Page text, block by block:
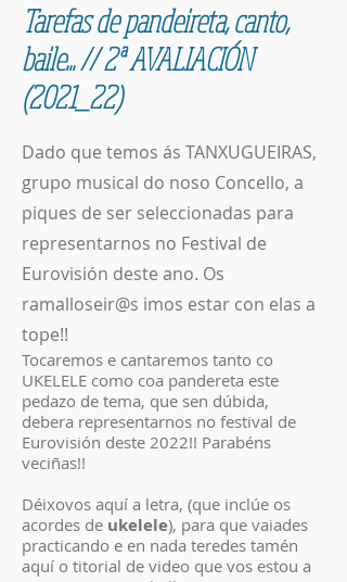
Tarefas de pandeireta, canto,
baile... // 2ª AVALIACIÓN
(2021_22)
Dado que temos ás TANXUGUEIRAS,
grupo musical do noso Concello, a
piques de ser seleccionadas para
representarnos no Festival de
Eurovisión deste ano. Os
ramalloseir@s imos estar con elas a
tope!!
Tocaremos e cantaremos tanto co
UKELELE como coa pandereta este
pedazo de tema, que sen dúbida,
debera representarnos no festival de
Eurovisión deste 2022!! Parabéns
veciñas!!
Déixovos aquí a letra, (que inclúe os
acordes de ukelele), para que vaiades
practicando e en nada teredes tamén
aquí o titorial de video que vos estou a